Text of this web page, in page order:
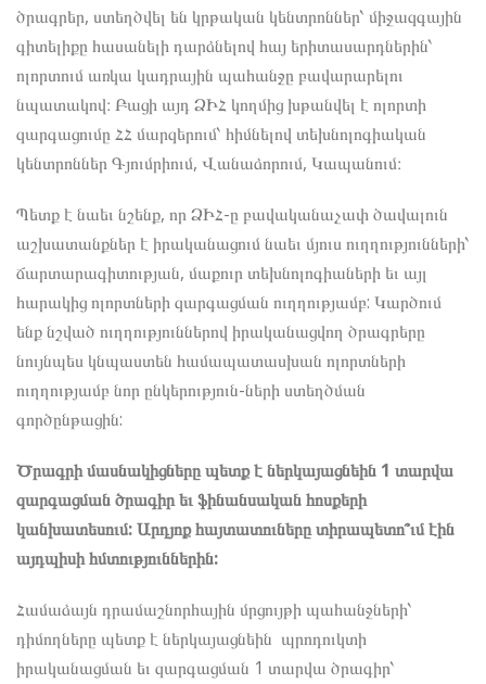
ծրագրեր, ստեղծվել են կրթական կենտրոններ՝ միջազգային
գիտելիքը հասանելի դարձնելով հայ երիտասարդներին՝
ոլորտում առկա կադրային պահանջը բավարարելու
նպատակով։ Բացի այդ ՁԻՀ կողմից խթանվել է ոլորտի
զարգացումը ՀՀ մարզերում՝ հիմնելով տեխնոլոգիական
կենտրոններ Գյումրիում, Վանաձորում, Կապանում։
Պետք է նաեւ նշենք, որ ՁԻՀ-ը բավականաչափ ծավալուն
աշխատանքներ է իրականացում նաեւ մյուս ուղղությունների՝
ճարտարագիտության, մաքուր տեխնոլոգիաների եւ այլ
հարակից ոլորտների զարգացման ուղղությամբ: Կարծում
ենք նշված ուղղություններով իրականացվող ծրագրերը
նույնպես կնպաստեն համապատասխան ոլորտների
ուղղությամբ նոր ընկերություն-ների ստեղծման
գործընթացին:
Ծրագրի մասնակիցները պետք է ներկայացնեին 1 տարվա
զարգացման ծրագիր եւ ֆինանսական հոսքերի
կանխատեսում: Արդյոք հայտատուները տիրապետո՞ւմ էին
այդպիսի հմտություններին:
Համաձայն դրամաշնորհային մրցույթի պահանջների՝
դիմողները պետք է ներկայացնեին պրոդուկտի
իրականացման եւ զարգացման 1 տարվա ծրագիր՝